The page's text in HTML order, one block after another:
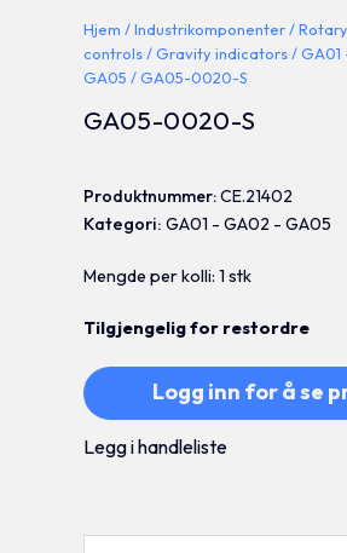
Hjem /Industrikomponenter/Rotary
controls/Gravity indicators/GA01
GA05 / GA05-0020-S
GA05-0020-S
Produktnummer:CE.21402
Kategori:GA01 - GA02 - GA05
Mengde per kolli: 1 stk
Tilgjengelig for restordre
Logg inn for å se
Legg i handleliste